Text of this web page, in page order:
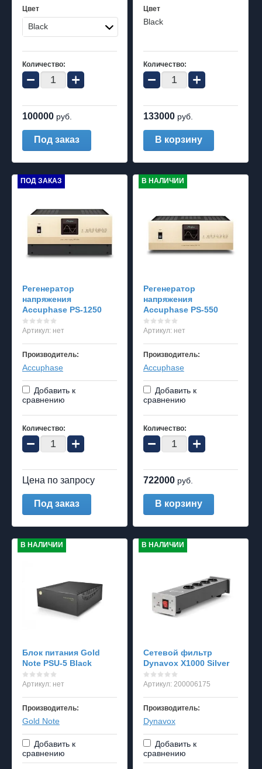
Цвет
Black
Количество:
− +
100000 руб.
Под заказ
Цвет
Black
Количество:
− +
133000 руб.
В корзину
ПОД ЗАКАЗ
Регенератор
напряжения
Accuphase PS-1250
Артикул: нет
Производитель:
Accuphase
Добавить к
сравнению
Количество:
− +
Цена по запросу
Под заказ
В НАЛИЧИИ
Регенератор
напряжения
Accuphase PS-550
Артикул:нет
Производитель:
Accuphase
Добавить к
сравнению
Количество:
− +
722000 руб.
В корзину
В НАЛИЧИИ
Блок питания Gold
Note PSU-5 Black
Артикул: нет
Производитель:
Gold Note
Добавить к
сравнению
В НАЛИЧИИ
Сетевой фильтр
Dynavox X1000 Silver
Артикул:200006175
Производитель:
Dynavox
Добавить к
сравнению